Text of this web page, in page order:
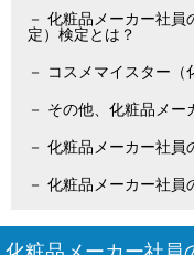
化粧品メーカー社員
定）検定とは？
コスメマイスター（
その他、化粧品メー
化粧品メーカー社員
化粧品メーカー社員